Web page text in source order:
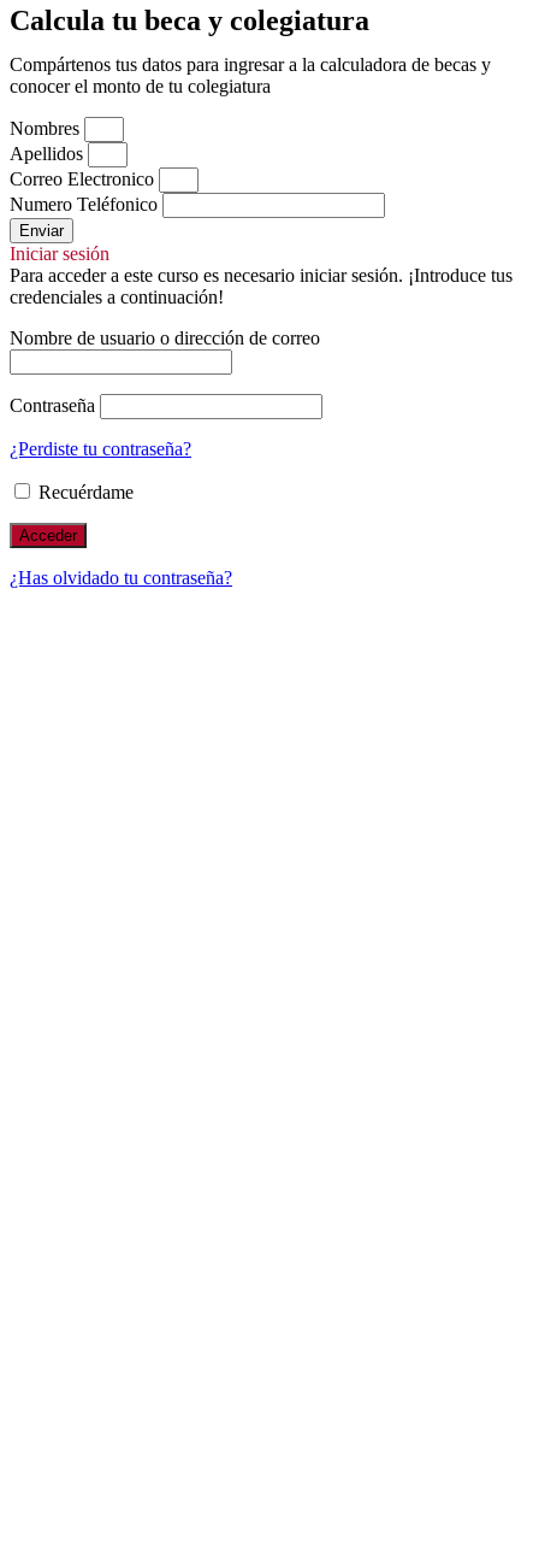
Calcula tu beca y colegiatura
Compártenos tus datos para ingresar a la calculadora de becas y
conocer el monto de tu colegiatura
Nombres
Apellidos
Correo Electronico
Numero Teléfonico
Enviar
Iniciar sesión
Para acceder a este curso es necesario iniciar sesión. ¡Introduce tus
credenciales a continuación!
Nombre de usuario o dirección de correo
Contraseña
¿Perdiste tu contraseña?
Recuérdame
¿Has olvidado tu contraseña?